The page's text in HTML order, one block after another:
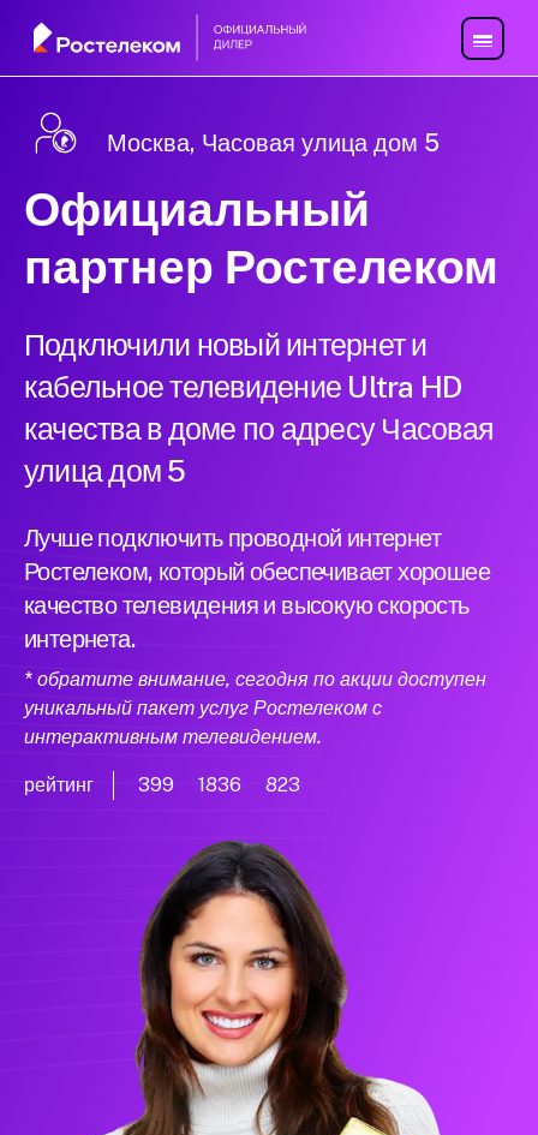
Москва, Часовая улица дом 5
Официальный
партнер Ростелеком
Подключили новый интернет и
кабельное телевидение Ultra HD
качества в доме по адресу Часовая
улица дом 5
Лучше подключить проводной интернет
Ростелеком, который обеспечивает хорошее
качество телевидения и высокую скорость
интернета.
* обратите внимание, сегодня по акции доступен
уникальный пакет услуг Ростелеком с
интерактивным телевидением.
рейтинг 399 1836 823